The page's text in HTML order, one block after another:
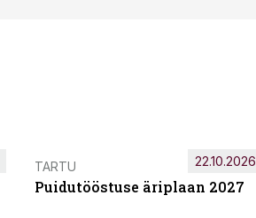
TARTU
Puidutööstuse äriplaan 2027
22.10.2026